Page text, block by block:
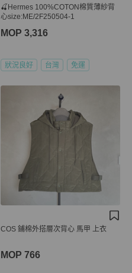
🍒Hermes 100%COTON棉質薄紗背
心size:ME/2F250504-1
MOP 3,316
狀況良好 台灣 免運
COS 鋪棉外搭層次背心 馬甲 上衣
MOP 766